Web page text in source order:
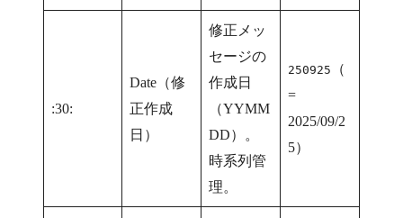
:30:
Date（修
正作成
日）
修正メッ
セージの
作成日
（YYMM
DD）。
時系列管
理。
250925
（
=
2025/09/2
5）